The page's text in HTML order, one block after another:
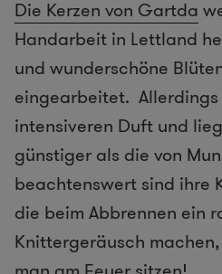
Die Kerzen von Gartda
Handarbeit in Lettland
und wunderschöne
eingearbeitet. Allerdings
intensiveren Duft und
günstiger als die von
beachtenswert sind ihre
die beim Abbrennen ein
Knittergeräusch